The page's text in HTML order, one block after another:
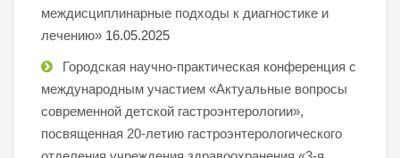
междисциплинарные подходы к диагностике и
лечению» 16.05.2025
Городская научно-практическая конференция с
международным участием «Актуальные вопросы
современной детской гастроэнтерологии»,
посвященная 20-летию гастроэнтерологического